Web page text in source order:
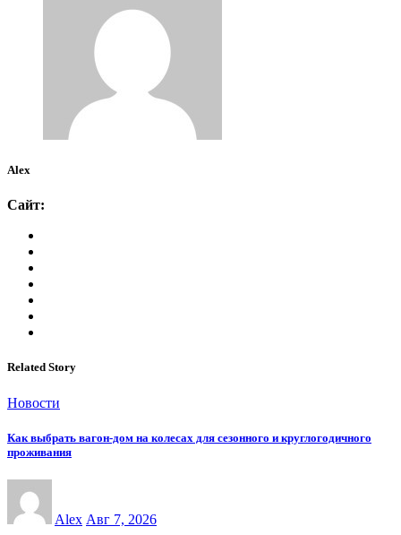
Alex
Сайт:
Related Story
Новости
Как выбрать вагон-дом на колесах для сезонного и круглогодичного
проживания
Alex Авг 7, 2026